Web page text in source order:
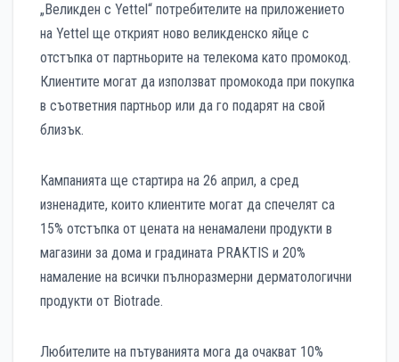
„Великден с Yettel“ потребителите на приложението
на Yettel ще открият ново великденско яйце с
отстъпка от партньорите на телекома като промокод.
Клиентите могат да използват промокода при покупка
в съответния партньор или да го подарят на свой
близък.
Кампанията ще стартира на 26 април, а сред
изненадите, които клиентите могат да спечелят са
15% отстъпка от цената на ненамалени продукти в
магазини за дома и градината PRAKTIS и 20%
намаление на всички пълноразмерни дерматологични
продукти от Biotrade.
Любителите на пътуванията мога да очакват 10%